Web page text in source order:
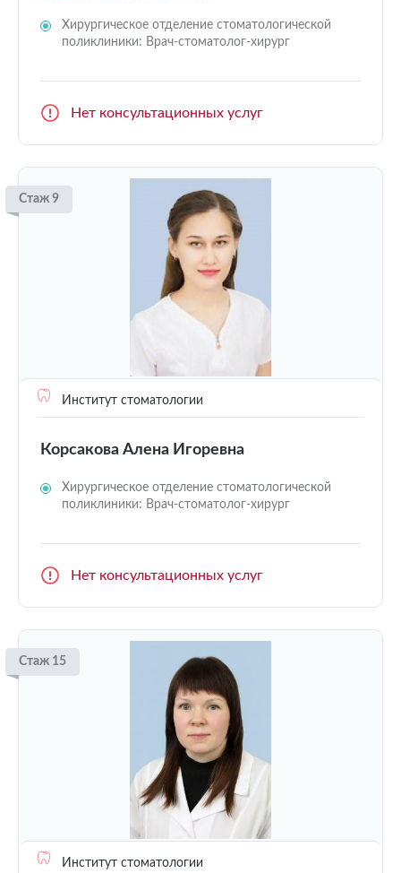
Хирургическое отделение стоматологической
поликлиники: Врач-стоматолог-хирург
Нет консультационных услуг
Стаж 9
Институт стоматологии
Корсакова Алена Игоревна
Хирургическое отделение стоматологической
поликлиники: Врач-стоматолог-хирург
Нет консультационных услуг
Стаж 15
Институт стоматологии